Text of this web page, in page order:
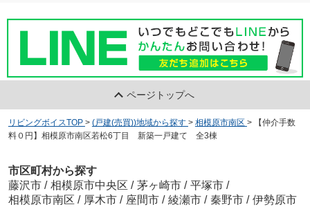
ページトップへ
リビングボイスTOP > (戸建(売買))地域から探す > 相模原市南区 >
【仲介手数
料０円】相模原市南区若松6丁目 新築一戸建て 全3棟
市区町村から探す
藤沢市 / 相模原市中央区 / 茅ヶ崎市 / 平塚市 /
相模原市南区 / 厚木市 / 座間市 / 綾瀬市 / 秦野市 / 伊勢原市